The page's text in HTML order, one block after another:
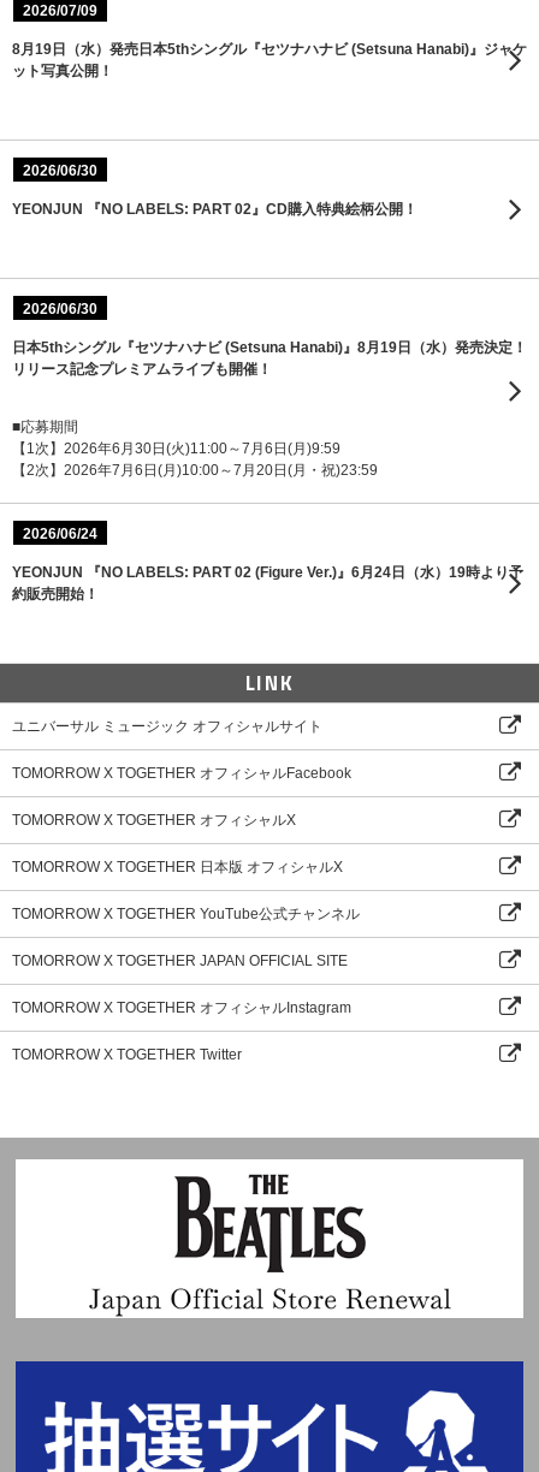
2026/07/09
8月19日（水）発売日本5thシングル『セツナハナビ (Setsuna Hanabi)』ジャケ
ット写真公開！
2026/06/30
YEONJUN 『NO LABELS: PART 02』CD購入特典絵柄公開！
2026/06/30
日本5thシングル『セツナハナビ (Setsuna Hanabi)』8月19日（水）発売決定！
リリース記念プレミアムライブも開催！
■応募期間
【1次】2026年6月30日(火)11:00～7月6日(月)9:59
【2次】2026年7月6日(月)10:00～7月20日(月・祝)23:59
2026/06/24
YEONJUN 『NO LABELS: PART 02 (Figure Ver.)』6月24日（水）19時より予
約販売開始！
LINK
ユニバーサル ミュージック オフィシャルサイト
TOMORROW X TOGETHER オフィシャルFacebook
TOMORROW X TOGETHER オフィシャルX
TOMORROW X TOGETHER 日本版 オフィシャルX
TOMORROW X TOGETHER YouTube公式チャンネル
TOMORROW X TOGETHER JAPAN OFFICIAL SITE
TOMORROW X TOGETHER オフィシャルInstagram
TOMORROW X TOGETHER Twitter